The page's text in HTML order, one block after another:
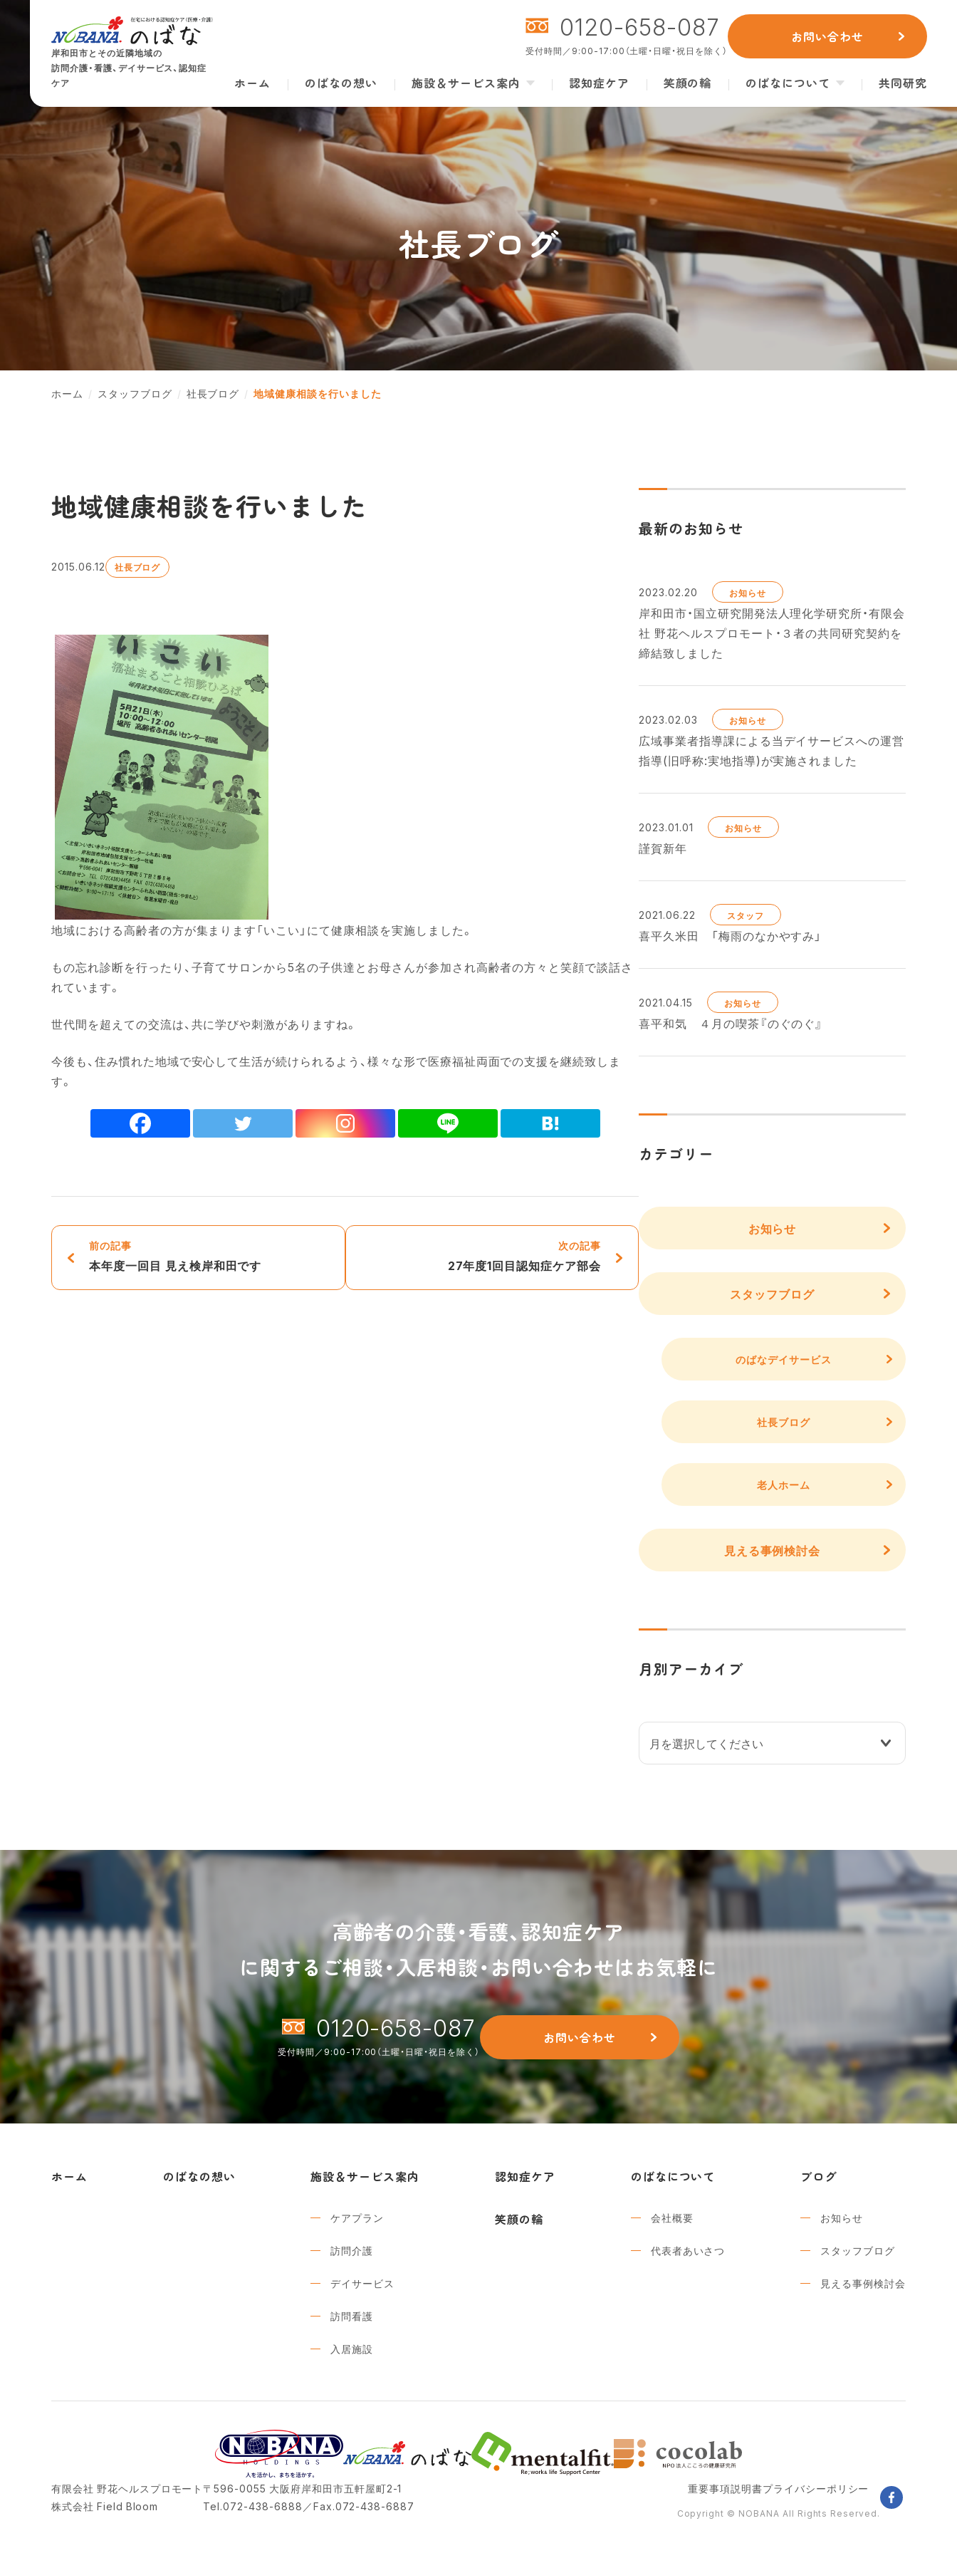
岸和田市とその近隣地域の
訪問介護・看護、デイサービス、認知症
ケア
0120-658-087
受付時間／9:00-17:00（土曜・日曜・祝日を除く）
お問い合わせ
ホーム のばなの想い 施設＆サービス案内 認知症ケア 笑顔の輪 のばなについて 共同研究
社長ブログ
ホーム スタッフブログ 社長ブログ 地域健康相談を行いました
地域健康相談を行いました
2015.06.12 社長ブログ
地域における高齢者の方が集まります「いこい」にて健康相談を実施しました。
もの忘れ診断を行ったり、子育てサロンから5名の子供達とお母さんが参加され高齢者の方々と笑顔で談話さ
れています。
世代間を超えての交流は、共に学びや刺激がありますね。
今後も、住み慣れた地域で安心して生活が続けられるよう、様々な形で医療福祉両面での支援を継続致しま
す。
前の記事
本年度一回目 見え検岸和田です
次の記事
27年度1回目認知症ケア部会
最新のお知らせ
2023.02.20 お知らせ
岸和田市・国立研究開発法人理化学研究所・有限会
社 野花ヘルスプロモート・３者の共同研究契約を
締結致しました
2023.02.03 お知らせ
広域事業者指導課による当デイサービスへの運営
指導(旧呼称:実地指導)が実施されました
2023.01.01 お知らせ
謹賀新年
2021.06.22 スタッフ
喜平久米田 「梅雨のなかやすみ」
2021.04.15 お知らせ
喜平和気 ４月の喫茶『のぐのぐ』
カテゴリー
お知らせ
スタッフブログ
のばなデイサービス
社長ブログ
老人ホーム
見える事例検討会
月別アーカイブ
高齢者の介護・看護、認知症ケア
に関するご相談・入居相談・お問い合わせはお気軽に
0120-658-087
受付時間／9:00-17:00（土曜・日曜・祝日を除く）
お問い合わせ
ホーム のばなの想い 施設＆サービス案内
ケアプラン
訪問介護
デイサービス
訪問看護
入居施設
認知症ケア
笑顔の輪
のばなについて
会社概要
代表者あいさつ
ブログ
お知らせ
スタッフブログ
見える事例検討会
有限会社 野花ヘルスプロモート
株式会社 Field Bloom
〒596-0055 大阪府岸和田市五軒屋町2-1
Tel.072-438-6888／Fax.072-438-6887
重要事項説明書プライバシーポリシー
Copyright © NOBANA All Rights Reserved.